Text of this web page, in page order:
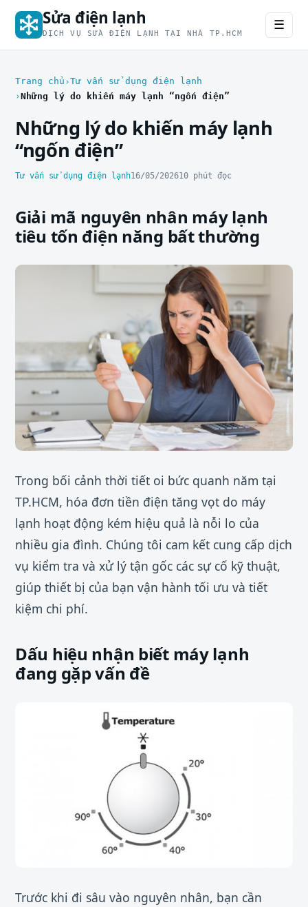
Sửa điện lạnh
DỊCH VỤ SỬA ĐIỆN LẠNH TẠI NHÀ TP.HCM
☰
Trang chủ Tư vấn sử dụng điện lạnh
Những lý do khiến máy lạnh “ngốn điện”
Những lý do khiến máy lạnh
“ngốn điện”
Tư vấn sử dụng điện lạnh16/05/202610 phút đọc
Giải mã nguyên nhân máy lạnh
tiêu tốn điện năng bất thường
Trong bối cảnh thời tiết oi bức quanh năm tại
TP.HCM, hóa đơn tiền điện tăng vọt do máy
lạnh hoạt động kém hiệu quả là nỗi lo của
nhiều gia đình. Chúng tôi cam kết cung cấp dịch
vụ kiểm tra và xử lý tận gốc các sự cố kỹ thuật,
giúp thiết bị của bạn vận hành tối ưu và tiết
kiệm chi phí.
Dấu hiệu nhận biết máy lạnh
đang gặp vấn đề
Trước khi đi sâu vào nguyên nhân, bạn cần